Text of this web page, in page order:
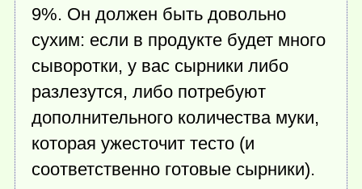
9%. Он должен быть довольно
сухим: если в продукте будет много
сыворотки, у вас сырники либо
разлезутся, либо потребуют
дополнительного количества муки,
которая ужесточит тесто (и
соответственно готовые сырники).